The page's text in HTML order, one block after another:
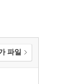
파일